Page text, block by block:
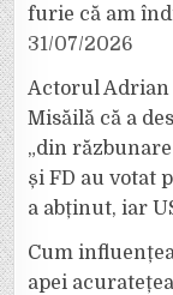
furie că am
31/07/2026
Actorul Adrian
Misăilă că a
„din
și FD au votat
a abținut, iar
Cum
apei